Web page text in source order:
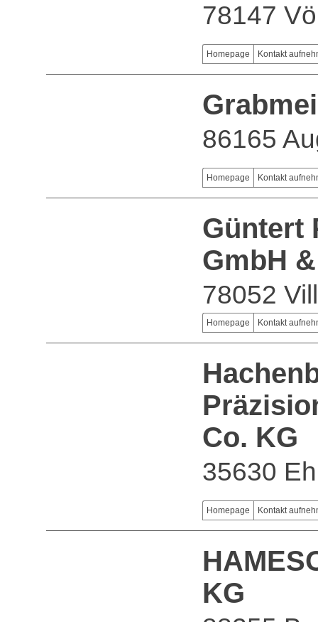
78147
Homepage Kontakt
86165
Homepage Kontakt
Güntert
GmbH
78052
Homepage Kontakt
Co. KG
35630
Homepage Kontakt
KG